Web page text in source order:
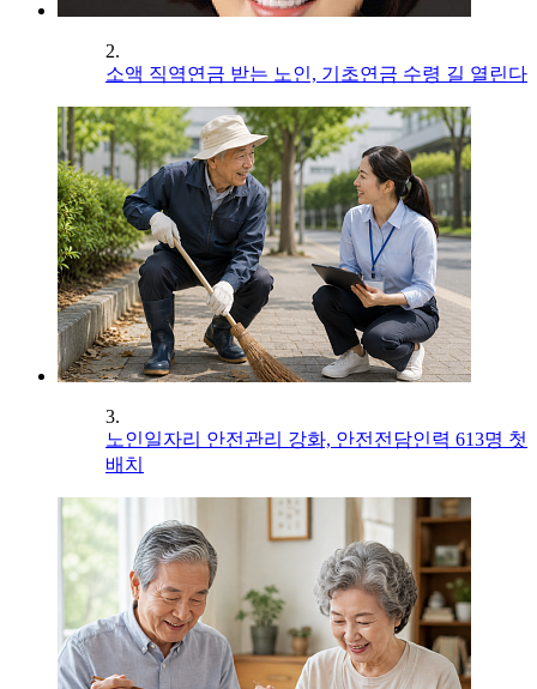
2.
소액 직역연금 받는 노인, 기초연금 수령 길 열린다
3.
노인일자리 안전관리 강화, 안전전담인력 613명 첫
배치